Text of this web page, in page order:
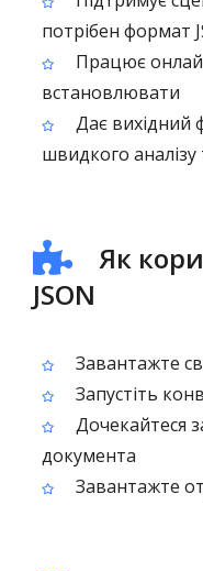
потрібен формат
Працює
встановлювати
Дає вихідний
швидкого
Як
JSON
Завантажте
Запустіть
Дочекайтеся
документа
Завантажте